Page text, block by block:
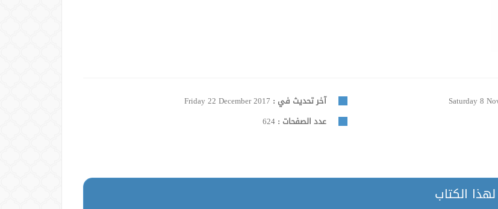
Saturday 8 آخر تحديث في :
عدد الصفحات :
الكتاب